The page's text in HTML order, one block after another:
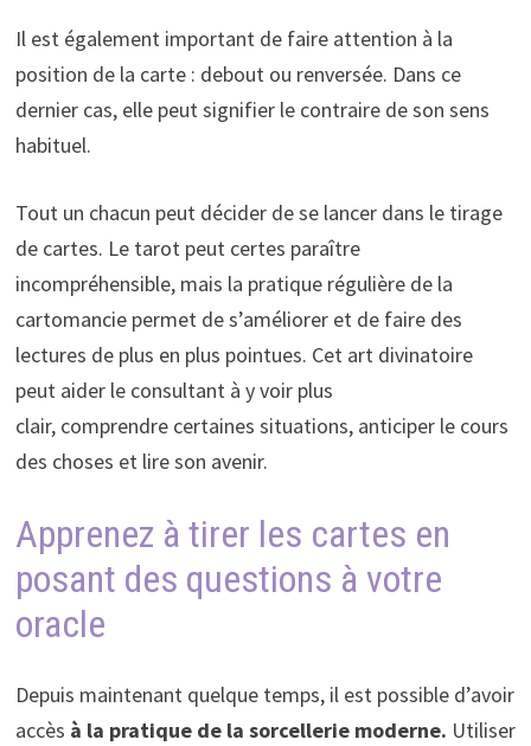
Il est également important de faire attention à la
position de la carte : debout ou renversée. Dans ce
dernier cas, elle peut signifier le contraire de son sens
habituel.
Tout un chacun peut décider de se lancer dans le tirage
de cartes. Le tarot peut certes paraître
incompréhensible, mais la pratique régulière de la
cartomancie permet de s’améliorer et de faire des
lectures de plus en plus pointues. Cet art divinatoire
peut aider le consultant à y voir plus
clair, comprendre certaines situations, anticiper le cours
des choses et lire son avenir.
Apprenez à tirer les cartes en
posant des questions à votre
oracle
Depuis maintenant quelque temps, il est possible d’avoir
accès à la pratique de la sorcellerie moderne. Utiliser